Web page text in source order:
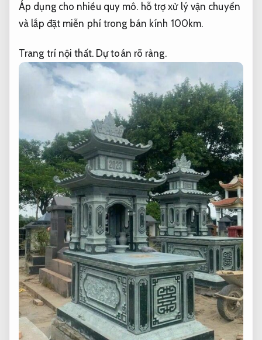
Áp dụng cho nhiều quy mô. hỗ trợ xử lý vận chuyển
và lắp đặt miễn phí trong bán kính 100km.
Trang trí nội thất. Dự toán rõ ràng.